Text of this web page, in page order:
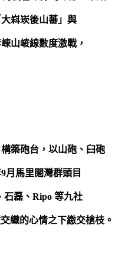
嵙崁後山蕃」與
山崚線數度激戰，
築砲台，以山砲、臼砲
月馬里闊灣群頭目
石磊、Ripo 等九社
織的心情之下繳交槍枝。